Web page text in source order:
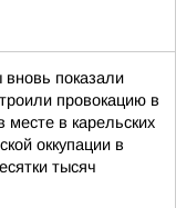
показали
провокацию в
в карельских
оккупации в
тысяч